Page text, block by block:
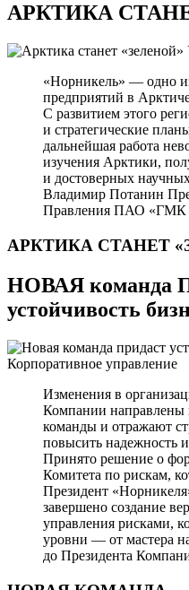
АРКТИКА
«Норникель» — одно
предприятий в
С развитием этого
и стратегические
дальнейшая работа
изучения Арктики,
и достоверных
Владимир Потанин
Правления ПАО «ГМК
АРКТИКА СТАНЕТ
НОВАЯ команда
устойчивость
Корпоративное управление
Изменения в
Компании направлены
команды и отражают
повысить надежность
Принято решение о
Комитета по рискам,
Президент
завершено создание
управления рисками,
уровни — от мастера
до Президента